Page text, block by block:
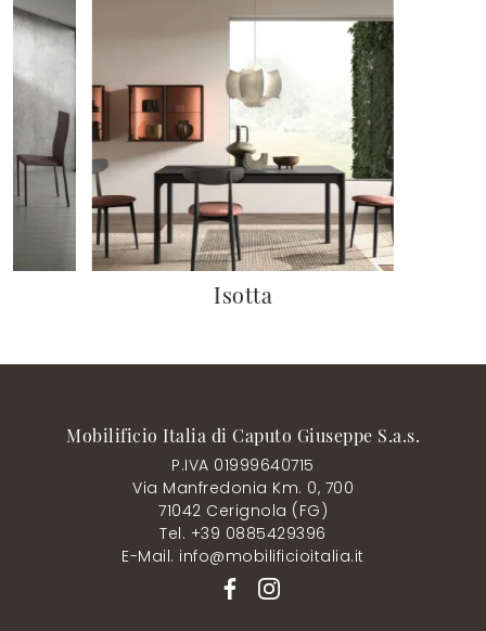
Isotta
Mobilificio Italia di Caputo Giuseppe S.a.s.
P.IVA 01999640715
Via Manfredonia Km. 0, 700
71042 Cerignola (FG)
Tel. +39 0885429396
E-Mail. info@mobilificioitalia.it